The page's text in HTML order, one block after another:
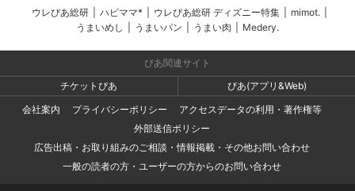
ウレぴあ総研 ハピママ* ウレぴあ総研 ディズニー特集 mimot.
うまいめし
うまいパン うまい肉 Medery.
ぴあ関連サイト
チケットぴあ
ぴあ(アプリ&Web)
会社案内
プライバシーポリシー
アクセスデータの利用・著作権等
外部送信ポリシー
広告出稿・お取り組みのご相談・情報掲載・その他お問い合わせ
一般の読者の方・ユーザーの方からのお問い合わせ